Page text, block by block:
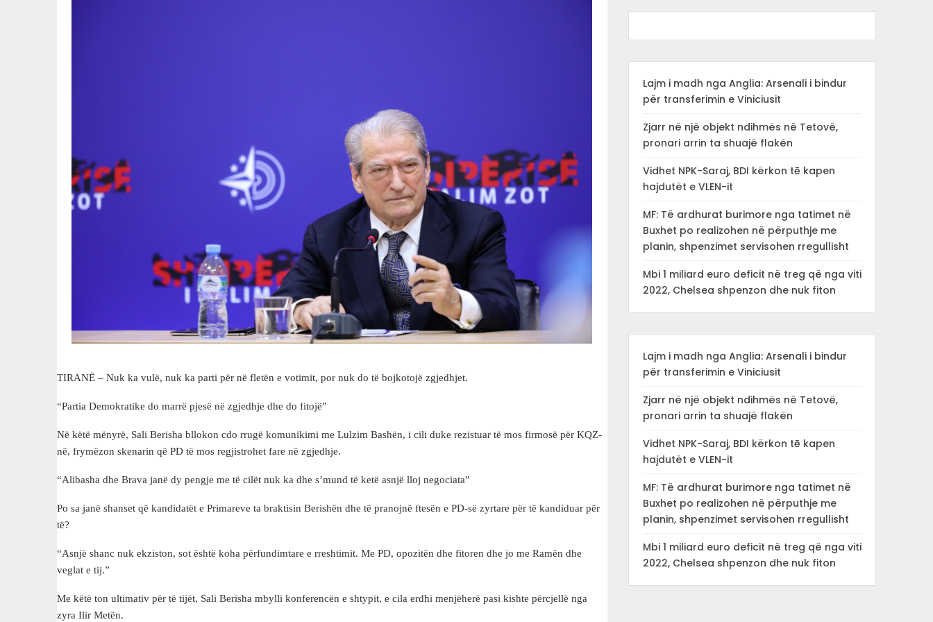
TIRANË – Nuk ka vulë, nuk ka parti për në fletën e votimit, por nuk do të bojkotojë zgjedhjet.
“Partia Demokratike do marrë pjesë në zgjedhje dhe do fitojë”
Në këtë mënyrë, Sali Berisha bllokon cdo rrugë komunikimi me Lulzim Bashën, i cili duke rezistuar të mos firmosë për KQZ-
në, frymëzon skenarin që PD të mos regjistrohet fare në zgjedhje.
“Alibasha dhe Brava janë dy pengje me të cilët nuk ka dhe s’mund të ketë asnjë lloj negociata”
Po sa janë shanset që kandidatët e Primareve ta braktisin Berishën dhe të pranojnë ftesën e PD-së zyrtare për të kandiduar për
të?
“Asnjë shanc nuk ekziston, sot është koha përfundimtare e rreshtimit. Me PD, opozitën dhe fitoren dhe jo me Ramën dhe
veglat e tij.”
Me këtë ton ultimativ për të tijët, Sali Berisha mbylli konferencën e shtypit, e cila erdhi menjëherë pasi kishte përcjellë nga
zyra Ilir Metën.
Lajm i madh nga Anglia: Arsenali i bindur
për transferimin e Viniciusit
Zjarr në një objekt ndihmës në Tetovë,
pronari arrin ta shuajë flakën
Vidhet NPK-Saraj, BDI kërkon tē kapen
hajdutët e VLEN-it
MF: Të ardhurat burimore nga tatimet në
Buxhet po realizohen në përputhje me
planin, shpenzimet servisohen rregullisht
Mbi 1 miliard euro deficit në treg që nga viti
2022, Chelsea shpenzon dhe nuk fiton
Lajm i madh nga Anglia: Arsenali i bindur
për transferimin e Viniciusit
Zjarr në një objekt ndihmës në Tetovë,
pronari arrin ta shuajë flakën
Vidhet NPK-Saraj, BDI kërkon tē kapen
hajdutët e VLEN-it
MF: Të ardhurat burimore nga tatimet në
Buxhet po realizohen në përputhje me
planin, shpenzimet servisohen rregullisht
Mbi 1 miliard euro deficit në treg që nga viti
2022, Chelsea shpenzon dhe nuk fiton